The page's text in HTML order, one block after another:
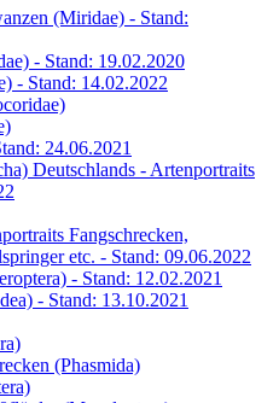
(Miridae) - Stand:
- Stand: 19.02.2020
- Stand: 14.02.2022
24.06.2021
Deutschlands - Artenportraits
Fangschrecken,
etc. - Stand: 09.06.2022
- Stand: 12.02.2021
- Stand: 13.10.2021
(Phasmida)